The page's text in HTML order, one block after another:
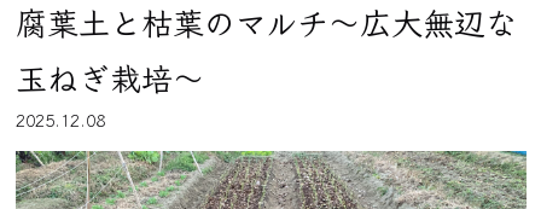
腐葉土と枯葉のマルチ〜広大無辺な
玉ねぎ栽培〜
2025.12.08